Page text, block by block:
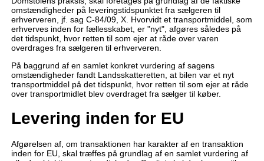
omstændigheder på leveringstidspunktet fra sælgeren til
erhververen, jf. sag C-84/09, X. Hvorvidt et transportmiddel, som
erhverves inden for fællesskabet, er "nyt", afgøres således på
det tidspunkt, hvor retten til som ejer at råde over varen
overdrages fra sælgeren til erhververen.
På baggrund af en samlet konkret vurdering af sagens
omstændigheder fandt Landsskatteretten, at bilen var et nyt
transportmiddel på det tidspunkt, hvor retten til som ejer at råde
over transportmidlet blev overdraget fra sælger til køber.
Levering inden for EU
Afgørelsen af, om transaktionen har karakter af en transaktion
inden for EU, skal træffes på grundlag af en samlet vurdering af